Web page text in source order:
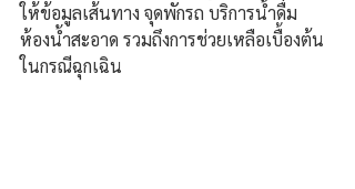
ให้ข้อมูลเส้นทาง จุดพักรถ บริการน้ำดื่ม
ห้องน้ำสะอาด รวมถึงการช่วยเหลือเบื้องต้น
ในกรณีฉุกเฉิน